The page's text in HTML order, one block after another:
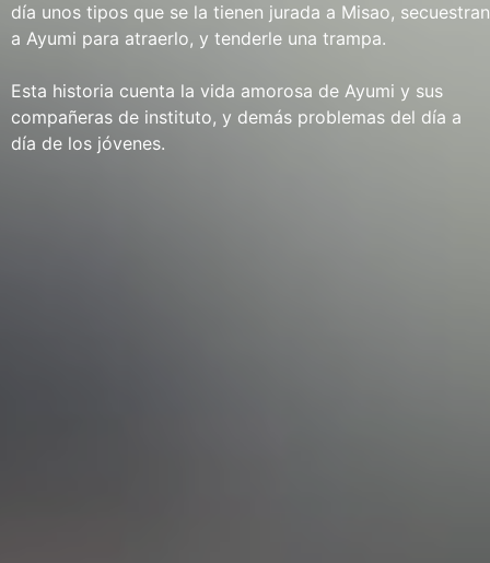
día unos tipos que se la tienen jurada a Misao, secuestran
a Ayumi para atraerlo, y tenderle una trampa.
Esta historia cuenta la vida amorosa de Ayumi y sus
compañeras de instituto, y demás problemas del día a
día de los jóvenes.